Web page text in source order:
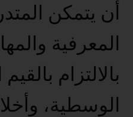
أن يتمكن
المعرفية
بالالتزام
الوسطية،